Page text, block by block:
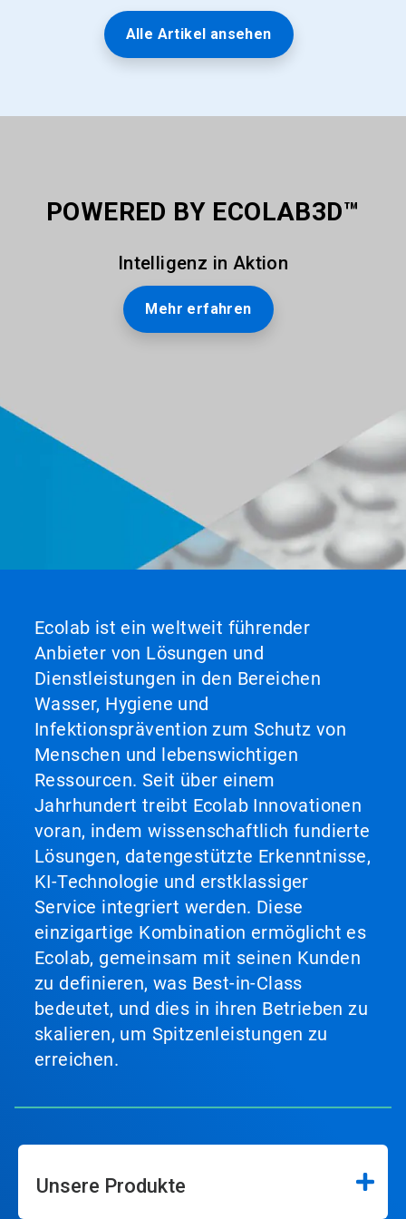
Alle Artikel ansehen
POWERED BY ECOLAB3D™
Intelligenz in Aktion
Mehr erfahren
Ecolab ist ein weltweit führender
Anbieter von Lösungen und
Dienstleistungen in den Bereichen
Wasser, Hygiene und
Infektionsprävention zum Schutz von
Menschen und lebenswichtigen
Ressourcen. Seit über einem
Jahrhundert treibt Ecolab Innovationen
voran, indem wissenschaftlich fundierte
Lösungen, datengestützte Erkenntnisse,
KI-Technologie und erstklassiger
Service integriert werden. Diese
einzigartige Kombination ermöglicht es
Ecolab, gemeinsam mit seinen Kunden
zu definieren, was Best-in-Class
bedeutet, und dies in ihren Betrieben zu
skalieren, um Spitzenleistungen zu
erreichen.
Unsere Produkte